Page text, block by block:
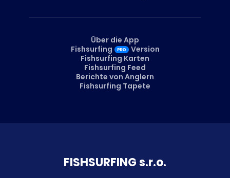
FISH­SURFING s.r.o.
Über die App
Fishsurfing
Version
Fishsurfing Karten
Fishsurfing Feed
Berichte von Anglern
Fishsurfing Tapete